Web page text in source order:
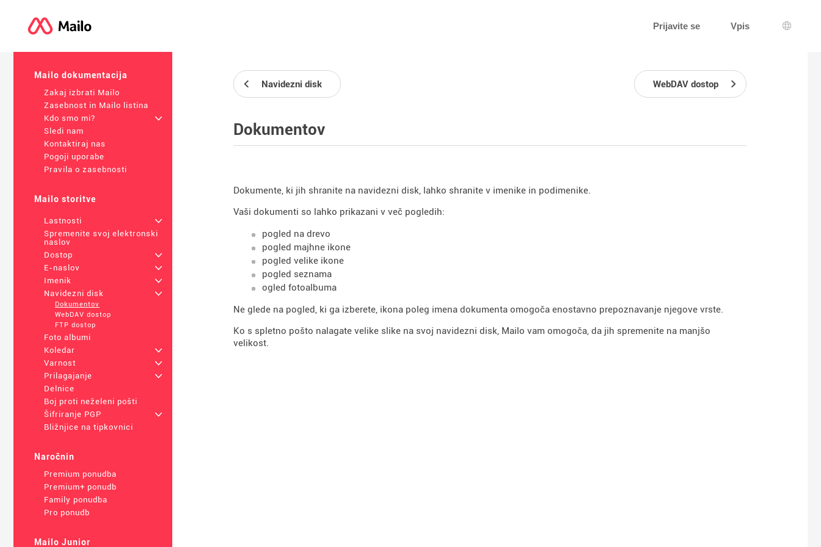
Prijavite se Vpis
Izbira
Mailo dokumentacija
Zakaj izbrati Mailo
Zasebnost in Mailo listina
Kdo smo mi?
+
Sledi nam
Kontaktiraj nas
Pogoji uporabe
Pravila o zasebnosti
Mailo storitve
Lastnosti
+
Spremenite svoj elektronski
naslov
Dostop
+
E-naslov
+
Imenik
+
Navidezni disk
+
Dokumentov
WebDAV dostop
FTP dostop
Foto albumi
Koledar
+
Varnost
+
Prilagajanje
+
Delnice
Boj proti neželeni pošti
Šifriranje PGP
+
Bližnjice na tipkovnici
Naročnin
Premium ponudba
Premium+ ponudb
Family ponudba
Pro ponudb
Mailo Junior
Navidezni disk WebDAV dostop
Dokumentov
Dokumente, ki jih shranite na navidezni disk, lahko shranite v imenike in podimenike.
Vaši dokumenti so lahko prikazani v več pogledih:
pogled na drevo
pogled majhne ikone
pogled velike ikone
pogled seznama
ogled fotoalbuma
Ne glede na pogled, ki ga izberete, ikona poleg imena dokumenta omogoča enostavno prepoznavanje njegove vrste.
Ko s spletno pošto nalagate velike slike na svoj navidezni disk, Mailo vam omogoča, da jih spremenite na manjšo
velikost.